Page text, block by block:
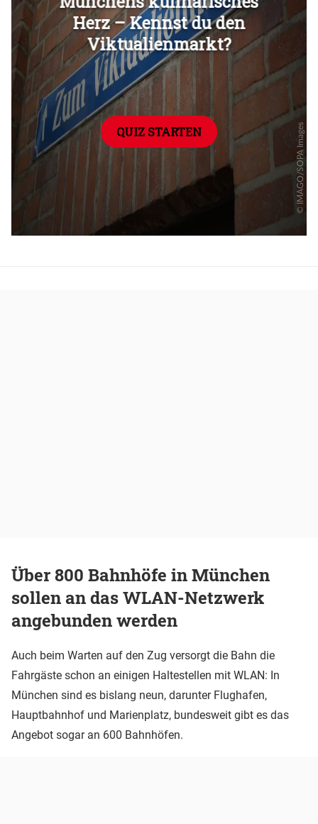
Überspringen
Über 800 Bahnhöfe in München
sollen an das WLAN-Netzwerk
angebunden werden
Auch beim Warten auf den Zug versorgt die Bahn die
Fahrgäste schon an einigen Haltestellen mit WLAN: In
München sind es bislang neun, darunter Flughafen,
Hauptbahnhof und Marienplatz, bundesweit gibt es das
Angebot sogar an 600 Bahnhöfen.